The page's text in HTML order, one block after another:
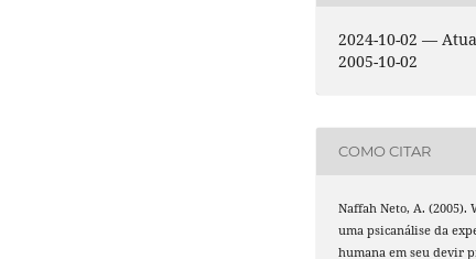
2024-10-02 —
2005-10-02
COMO CITAR
Naffah Neto, A. (2005).
uma psicanálise da
humana em seu devir